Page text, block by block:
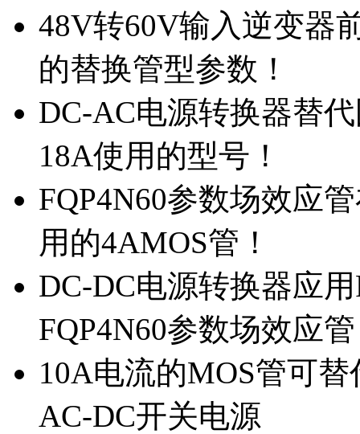
48V转60V输入逆变器
的替换管型参数！
DC-AC电源转换器替
18A使用的型号！
FQP4N60参数场效应
用的4AMOS管！
DC-DC电源转换器应
FQP4N60参数场效应
10A电流的MOS管可
AC-DC开关电源